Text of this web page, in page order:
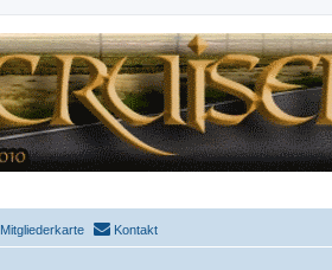
Mitgliederkarte Kontakt